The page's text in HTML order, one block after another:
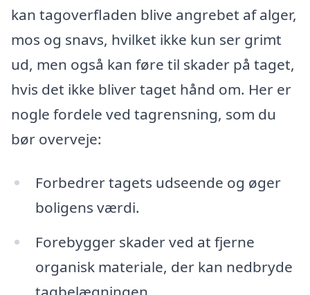
kan tagoverfladen blive angrebet af alger,
mos og snavs, hvilket ikke kun ser grimt
ud, men også kan føre til skader på taget,
hvis det ikke bliver taget hånd om. Her er
nogle fordele ved tagrensning, som du
bør overveje:
Forbedrer tagets udseende og øger
boligens værdi.
Forebygger skader ved at fjerne
organisk materiale, der kan nedbryde